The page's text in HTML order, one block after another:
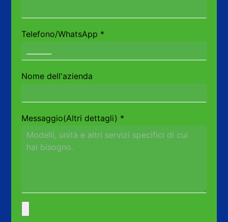
Telefono/WhatsApp *
Nome dell'azienda
Messaggio(Altri dettagli) *